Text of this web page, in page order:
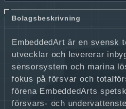
Bolagsbeskrivning
EmbeddedArt är en svensk
utvecklar och levererar
sensorsystem och marina
fokus på försvar och
förena EmbeddedArts
försvars- och